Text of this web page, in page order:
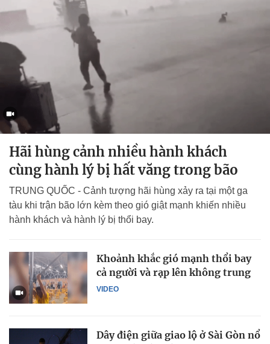
Hãi hùng cảnh nhiều hành khách
cùng hành lý bị hất văng trong bão
TRUNG QUỐC - Cảnh tượng hãi hùng xảy ra tại một ga
tàu khi trận bão lớn kèm theo gió giật mạnh khiến nhiều
hành khách và hành lý bị thổi bay.
VIDEO
Khoảnh khắc gió mạnh thổi bay
cả người và rạp lên không trung
Dây điện giữa giao lộ ở Sài Gòn nổ